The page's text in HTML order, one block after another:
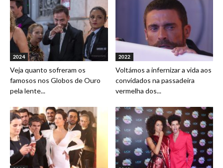
2024
Veja quanto sofreram os
famosos nos Globos de Ouro
pela lente...
2022
Voltámos a infernizar a vida aos
convidados na passadeira
vermelha dos...